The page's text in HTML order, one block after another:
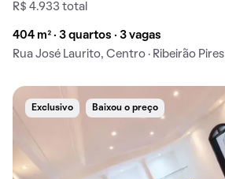
R$ 4.933 total
404 m² · 3 quartos · 3 vagas
Rua José Laurito, Centro · Ribeirão Pires
Exclusivo Baixou o preço